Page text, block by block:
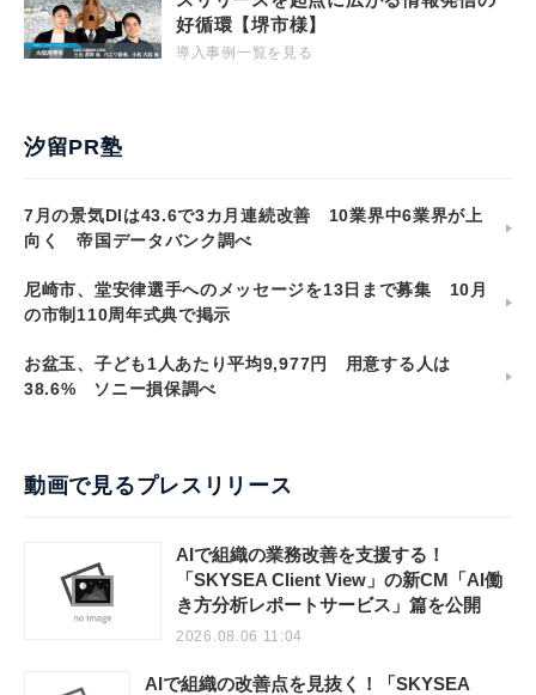
好循環【堺市様】
導入事例一覧を見る
汐留PR塾
7月の景気DIは43.6で3カ月連続改善 10業界中6業界が上
向く 帝国データバンク調べ
尼崎市、堂安律選手へのメッセージを13日まで募集 10月
の市制110周年式典で掲示
お盆玉、子ども1人あたり平均9,977円 用意する人は
38.6% ソニー損保調べ
動画で見るプレスリリース
AIで組織の業務改善を支援する！
「SKYSEA Client View」の新CM「AI働
き方分析レポートサービス」篇を公開
2026.08.06 11:04
AIで組織の改善点を見抜く！「SKYSEA